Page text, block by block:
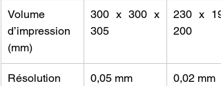
Volume
d’impression
(mm)
300 x 300 x
305
230 x
200
Résolution
0,05 mm 0,02 mm